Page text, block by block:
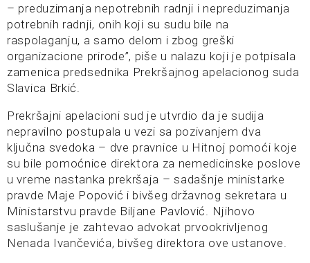
– preduzimanja nepotrebnih radnji i nepreduzimanja
potrebnih radnji, onih koji su sudu bile na
raspolaganju, a samo delom i zbog greški
organizacione prirode”, piše u nalazu koji je potpisala
zamenica predsednika Prekršajnog apelacionog suda
Slavica Brkić.
Prekršajni apelacioni sud je utvrdio da je sudija
nepravilno postupala u vezi sa pozivanjem dva
ključna svedoka – dve pravnice u Hitnoj pomoći koje
su bile pomoćnice direktora za nemedicinske poslove
u vreme nastanka prekršaja – sadašnje ministarke
pravde Maje Popović i bivšeg državnog sekretara u
Ministarstvu pravde Biljane Pavlović. Njihovo
saslušanje je zahtevao advokat prvookrivljenog
Nenada Ivančevića, bivšeg direktora ove ustanove.